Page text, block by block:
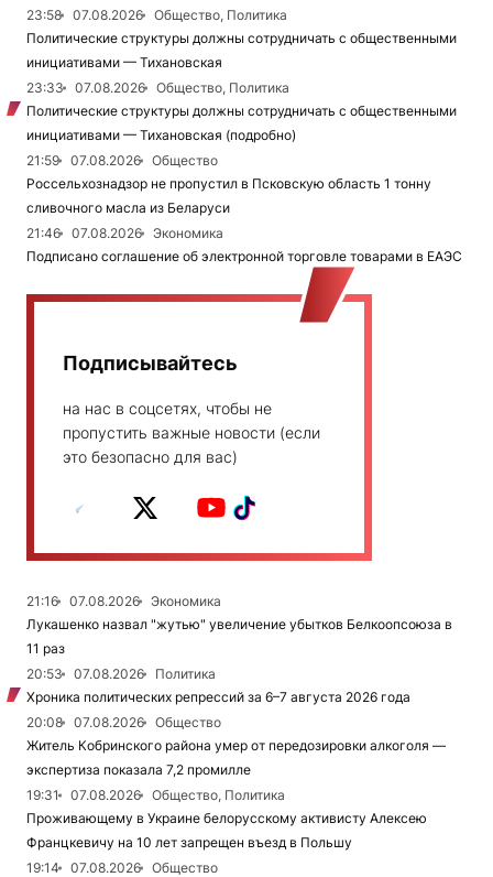
23:58 07.08.2026
Общество, Политика
Политические структуры должны сотрудничать с общественными
инициативами — Тихановская
23:33
07.08.2026
Общество, Политика
Политические структуры должны сотрудничать с общественными
инициативами — Тихановская (подробно)
21:59
07.08.2026
Общество
Россельхознадзор не пропустил в Псковскую область 1 тонну
сливочного масла из Беларуси
21:46
07.08.2026
Экономика
Подписано соглашение об электронной торговле товарами в ЕАЭС
Подписывайтесь
на нас в соцсетях, чтобы не
пропустить важные новости (если
это безопасно для вас)
21:16 07.08.2026
Экономика
Лукашенко назвал "жутью" увеличение убытков Белкоопсоюза в
11 раз
20:53
07.08.2026
Политика
Хроника политических репрессий за 6–7 августа 2026 года
20:08
07.08.2026
Общество
Житель Кобринского района умер от передозировки алкоголя —
экспертиза показала 7,2 промилле
19:31
07.08.2026
Общество, Политика
Проживающему в Украине белорусскому активисту Алексею
Францкевичу на 10 лет запрещен въезд в Польшу
19:14
07.08.2026
Общество